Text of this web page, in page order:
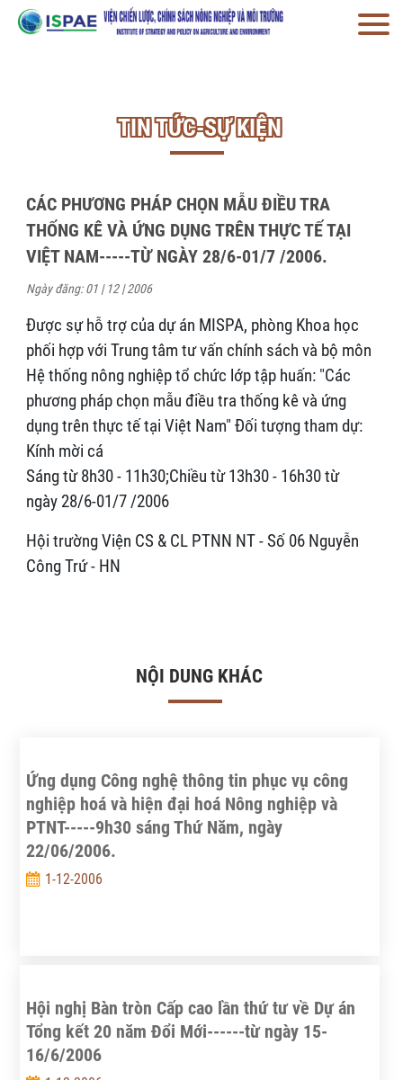
TIN TỨC-SỰ KIỆN
CÁC PHƯƠNG PHÁP CHỌN MẪU ĐIỀU TRA
THỐNG KÊ VÀ ỨNG DỤNG TRÊN THỰC TẾ TẠI
VIỆT NAM-----TỪ NGÀY 28/6-01/7 /2006.
Ngày đăng: 01 | 12 | 2006
Được sự hỗ trợ của dự án MISPA, phòng Khoa học
phối hợp với Trung tâm tư vấn chính sách và bộ môn
Hệ thống nông nghiệp tổ chức lớp tập huấn: "Các
phương pháp chọn mẫu điều tra thống kê và ứng
dụng trên thực tế tại Việt Nam" Đối tượng tham dự:
Kính mời cá
Sáng từ 8h30 - 11h30;Chiều từ 13h30 - 16h30 từ
ngày 28/6-01/7 /2006
Hội trường Viện CS & CL PTNN NT - Số 06 Nguyễn
Công Trứ - HN
NỘI DUNG KHÁC
Ứng dụng Công nghệ thông tin phục vụ công
nghiệp hoá và hiện đại hoá Nông nghiệp và
PTNT-----9h30 sáng Thứ Năm, ngày
22/06/2006.
1-12-2006
Hội nghị Bàn tròn Cấp cao lần thứ tư về Dự án
Tổng kết 20 năm Đổi Mới------từ ngày 15-
16/6/2006